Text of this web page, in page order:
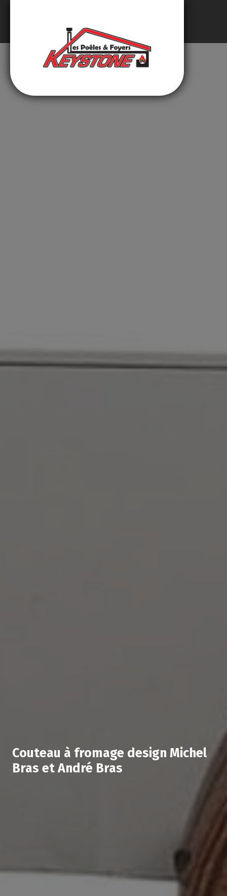
Couteau à fromage design Michel
Bras et André Bras